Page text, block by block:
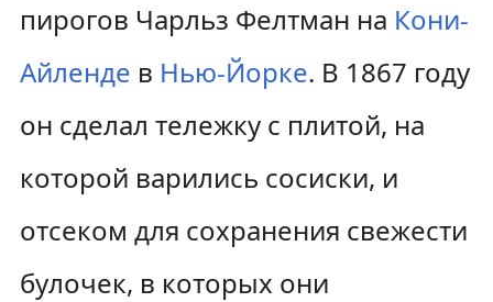
пирогов Чарльз Фелтман на Кони-
Айленде в Нью-Йорке. В 1867 году
он сделал тележку с плитой, на
которой варились сосиски, и
отсеком для сохранения свежести
булочек, в которых они